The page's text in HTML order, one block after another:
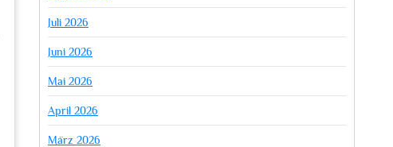
Juli 2026
Juni 2026
Mai 2026
April 2026
März 2026